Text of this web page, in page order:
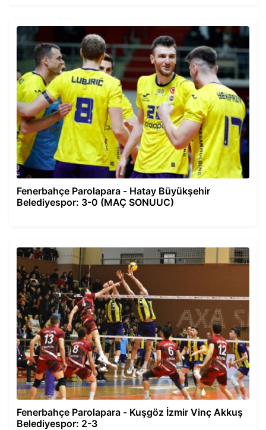
Fenerbahçe Parolapara - Hatay Büyükşehir
Belediyespor: 3-0 (MAÇ SONUUC)
Fenerbahçe Parolapara - Kuşgöz İzmir Vinç Akkuş
Belediyespor: 2-3